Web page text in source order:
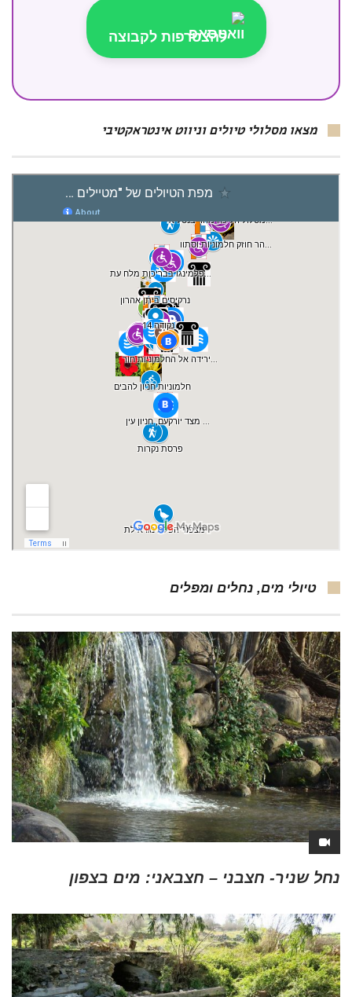
להצטרפות לקבוצה
מצאו מסלולי טיולים וניווט אינטראקטיבי
טיולי מים, נחלים ומפלים
נחל שניר- חצבני – חצבאני: מים בצפון